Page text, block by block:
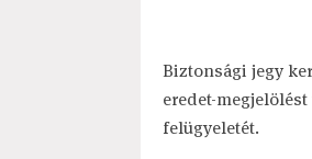
Biztonsági jegy
eredet-
felügyeletét.